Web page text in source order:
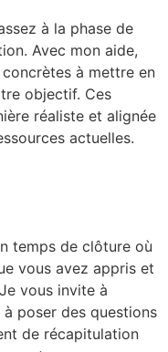
à la phase de
Avec mon aide,
à mettre en
objectif. Ces
réaliste et alignée
actuelles.
temps de clôture où
vous avez appris et
vous invite à
poser des questions
de récapitulation